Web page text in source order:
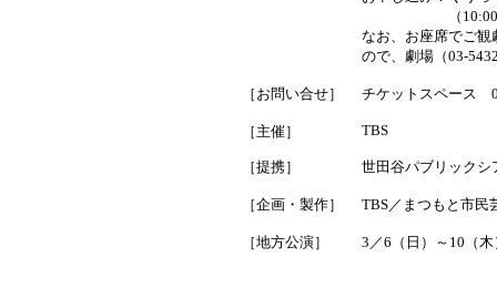
（
なお、お座席でご観
ので、劇場（03-
［お問い合せ］ チケットスペース
［主催］ TBS
［提携］ 世田谷パブリックシ
［企画・製作］ TBS／まつもと市民
［地方公演］ 3／6（日）～10（